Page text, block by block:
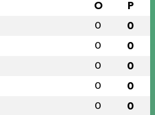
O P
0 0
0 0
0 0
0 0
0 0